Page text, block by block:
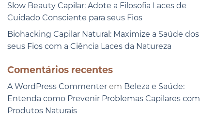
Slow Beauty Capilar: Adote a Filosofia Laces de
Cuidado Consciente para seus Fios
Biohacking Capilar Natural: Maximize a Saúde dos
seus Fios com a Ciência Laces da Natureza
Comentários recentes
A WordPress Commenter em Beleza e Saúde:
Entenda como Prevenir Problemas Capilares com
Produtos Naturais